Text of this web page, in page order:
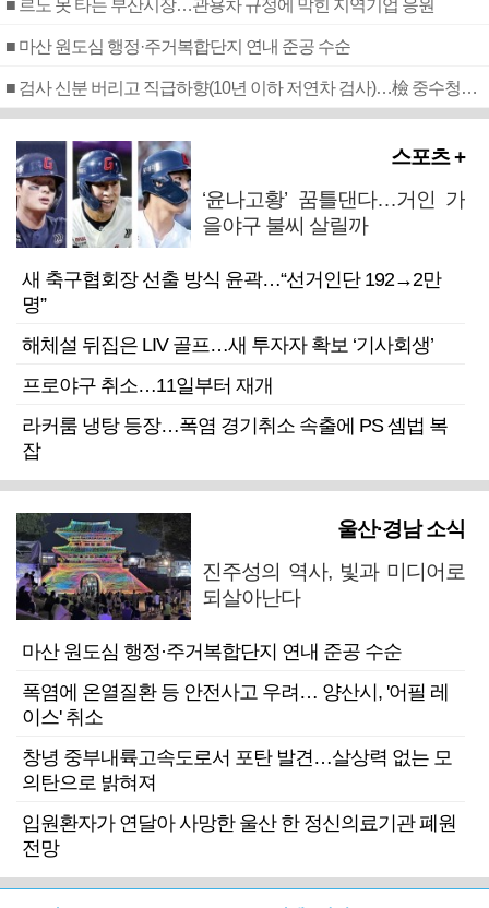
■ 르노 못 타는 부산시장…관용차 규정에 막힌 지역기업 응원
■ 마산 원도심 행정·주거복합단지 연내 준공 수순
■ 검사 신분 버리고 직급하향(10년 이하 저연차 검사)…檢 중수청행 기피
스포츠 +
‘윤나고황’ 꿈틀댄다…거인 가
을야구 불씨 살릴까
새 축구협회장 선출 방식 윤곽…“선거인단 192→2만
명”
해체설 뒤집은 LIV 골프…새 투자자 확보 ‘기사회생’
프로야구 취소…11일부터 재개
라커룸 냉탕 등장…폭염 경기취소 속출에 PS 셈법 복
잡
울산·경남 소식
진주성의 역사, 빛과 미디어로
되살아난다
마산 원도심 행정·주거복합단지 연내 준공 수순
폭염에 온열질환 등 안전사고 우려… 양산시, '어필 레
이스' 취소
창녕 중부내륙고속도로서 포탄 발견…살상력 없는 모
의탄으로 밝혀져
입원환자가 연달아 사망한 울산 한 정신의료기관 폐원
전망